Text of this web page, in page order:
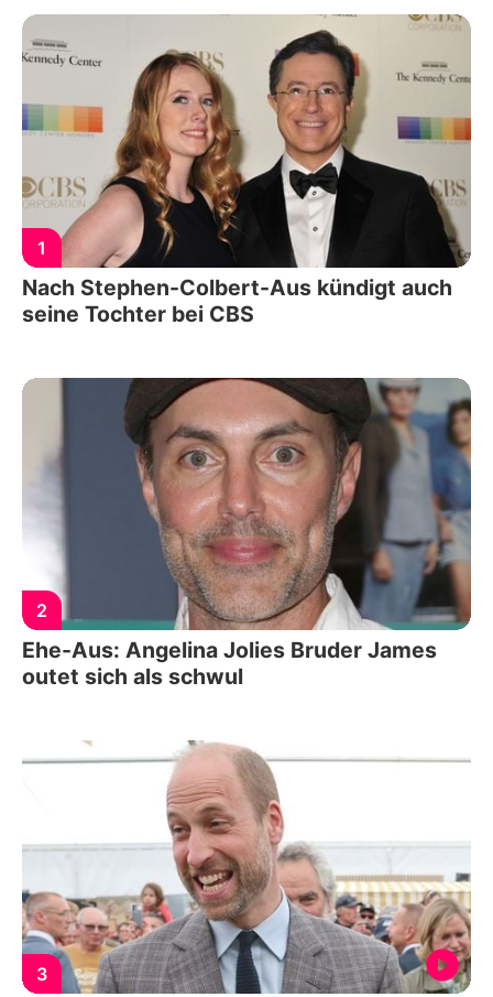
1
Nach Stephen-Colbert-Aus kündigt auch
seine Tochter bei CBS
2
Ehe-Aus: Angelina Jolies Bruder James
outet sich als schwul
3